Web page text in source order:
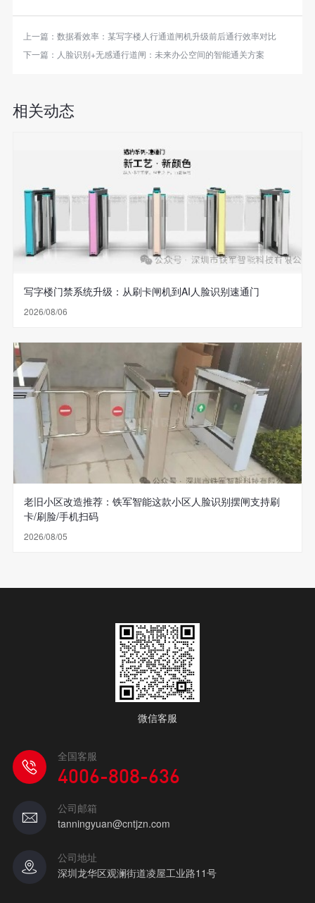
上一篇： 数据看效率：某写字楼人行通道闸机升级前后通行效率对比
下一篇： 人脸识别+无感通行道闸：未来办公空间的智能通关方案
相关动态
写字楼门禁系统升级：从刷卡闸机到AI人脸识别速通门
2026/08/06
老旧小区改造推荐：铁军智能这款小区人脸识别摆闸支持刷
卡/刷脸/手机扫码
2026/08/05
微信客服
全国客服
4006-808-636
公司邮箱
tanningyuan@cntjzn.com
公司地址
深圳龙华区观澜街道凌屋工业路11号